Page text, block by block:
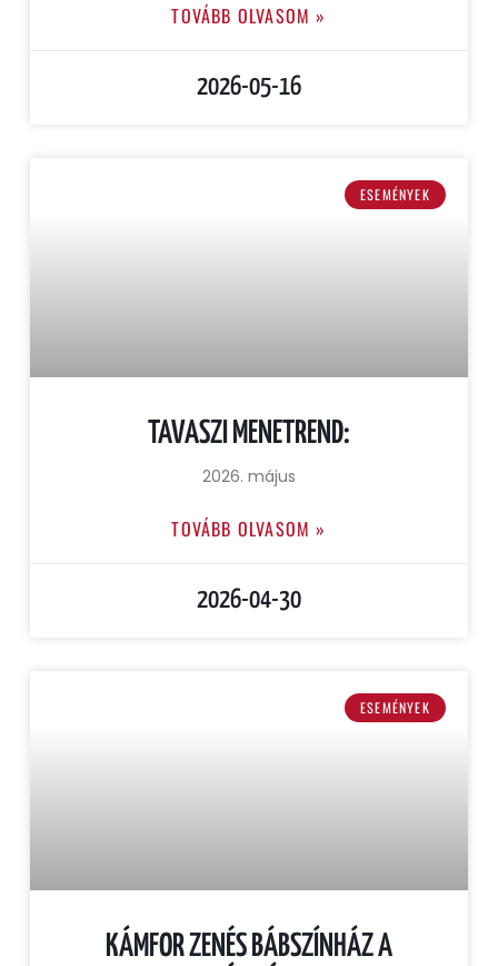
TOVÁBB OLVASOM »
2026-05-16
ESEMÉNYEK
TAVASZI MENETREND:
2026. május
TOVÁBB OLVASOM »
2026-04-30
ESEMÉNYEK
KÁMFOR ZENÉS BÁBSZÍNHÁZ A